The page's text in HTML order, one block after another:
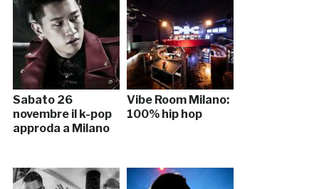
Sabato 26
novembre il k-pop
approda a Milano
Vibe Room Milano:
100% hip hop